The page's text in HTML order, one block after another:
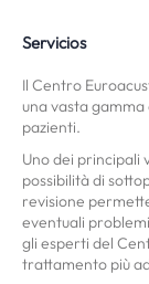
Servicios
Il Centro
una vasta
pazienti.
Uno dei principali
possibilità di
revisione
eventuali
gli esperti del
trattamento più